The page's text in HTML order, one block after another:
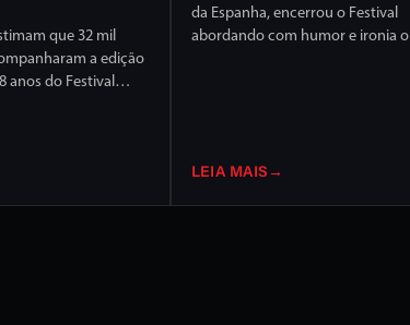
que 32 mil
a edição
anos do Festival
da Espanha, encerrou o Festival
abordando com humor e ironia o
LEIA MAIS →